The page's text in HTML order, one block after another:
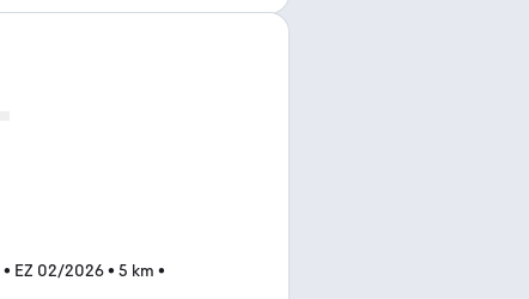
• EZ 02/2026• 5 km •